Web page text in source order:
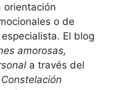
orientación
o de
El blog
amorosas,
a través del
Constelación